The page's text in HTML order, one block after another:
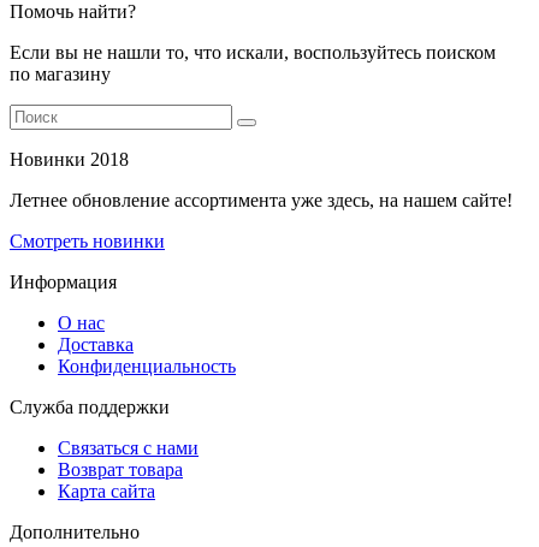
Помочь найти?
Если вы не нашли то, что искали, воспользуйтесь поиском
по магазину
Новинки 2018
Летнее обновление ассортимента уже здесь, на нашем сайте!
Смотреть новинки
Информация
О нас
Доставка
Конфиденциальность
Служба поддержки
Связаться с нами
Возврат товара
Карта сайта
Дополнительно